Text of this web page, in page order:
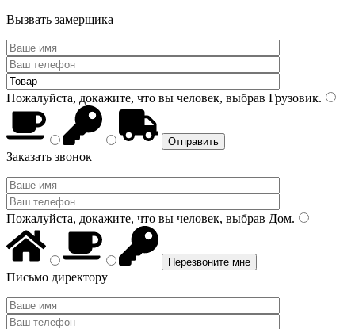
Вызвать замерщика
Пожалуйста, докажите, что вы человек, выбрав Грузовик.
Заказать звонок
Пожалуйста, докажите, что вы человек, выбрав Дом.
Письмо директору